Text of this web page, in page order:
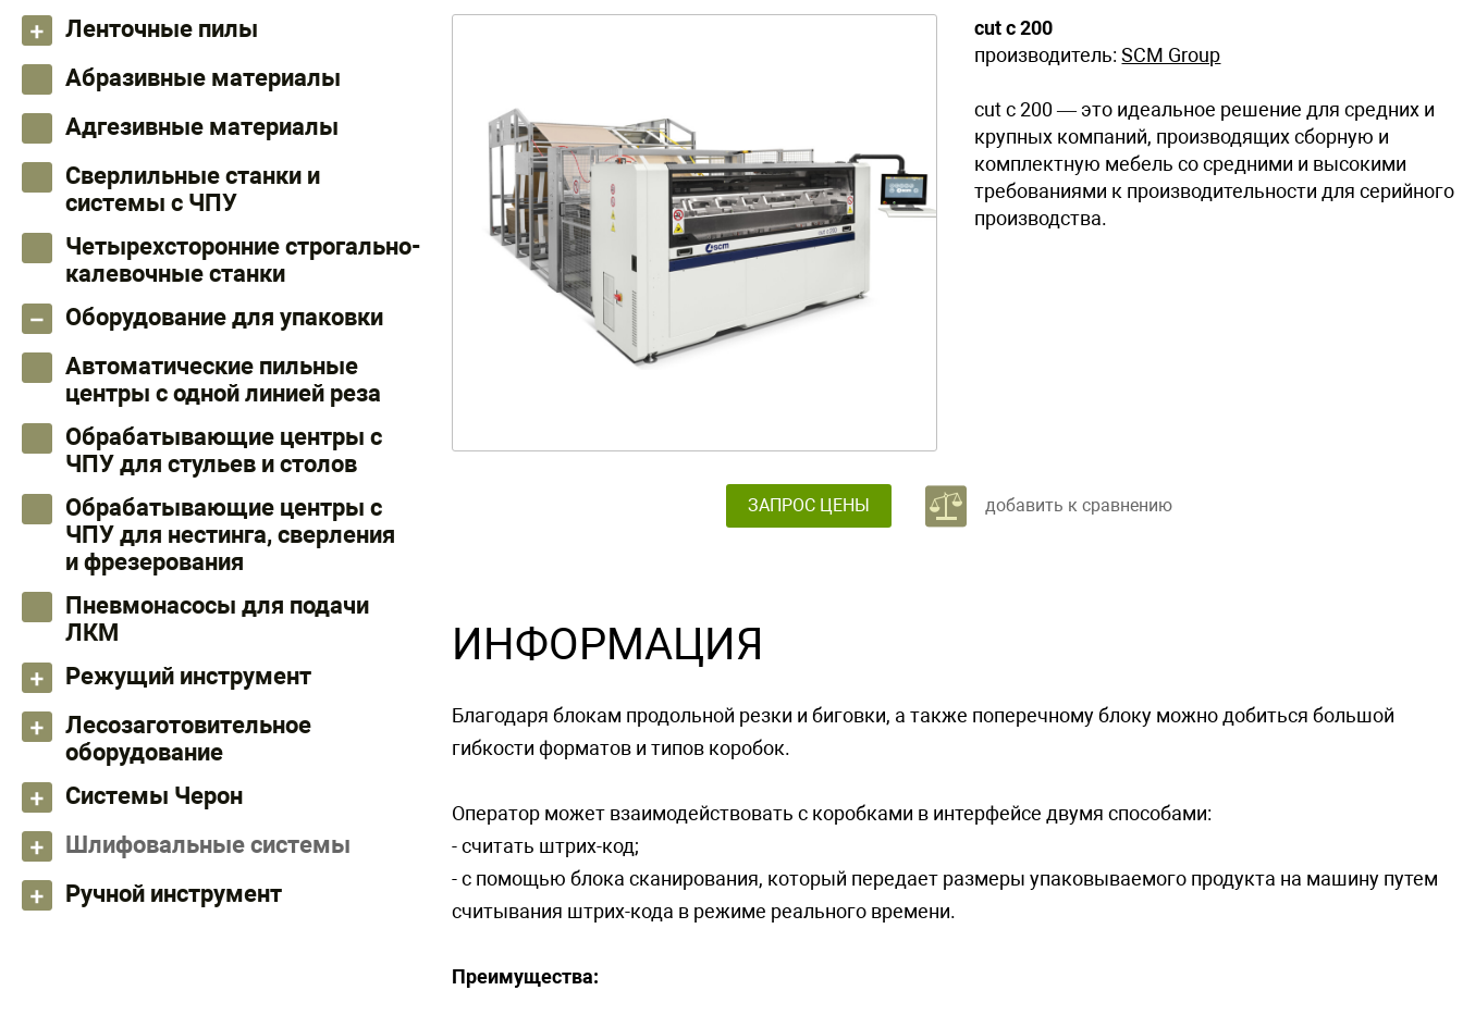
Ленточные пилы
Абразивные материалы
Адгезивные материалы
Сверлильные станки и
системы с ЧПУ
Четырехсторонние строгально-
калевочные станки
Оборудование для упаковки
Автоматические пильные
центры с одной линией реза
Обрабатывающие центры с
ЧПУ для стульев и столов
Обрабатывающие центры с
ЧПУ для нестинга, сверления
и фрезерования
Пневмонасосы для подачи
ЛКМ
Режущий инструмент
Лесозаготовительное
оборудование
Системы Черон
Шлифовальные системы
Ручной инструмент
cut c 200
производитель:SCM Group
cut c 200 — это идеальное решение для средних и
крупных компаний, производящих сборную и
комплектную мебель со средними и высокими
требованиями к производительности для серийного
производства.
добавить к сравнению
ЗАПРОС ЦЕНЫ
ИНФОРМАЦИЯ
Благодаря блокам продольной резки и биговки, а также поперечному блоку можно добиться большой
гибкости форматов и типов коробок.
Оператор может взаимодействовать с коробками в интерфейсе двумя способами:
- считать штрих-код;
- с помощью блока сканирования, который передает размеры упаковываемого продукта на машину путем
считывания штрих-кода в режиме реального времени.
Преимущества: